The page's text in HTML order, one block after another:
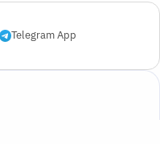
Telegram App